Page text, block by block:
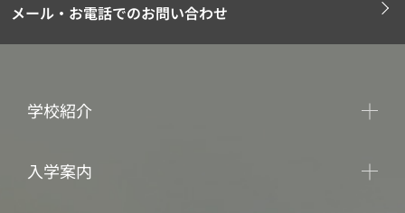
メール・お電話でのお問い合わせ
学校紹介
入学案内